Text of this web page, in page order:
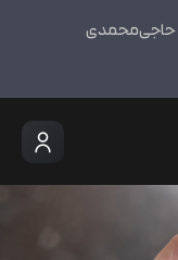
حاجی‌محمدی